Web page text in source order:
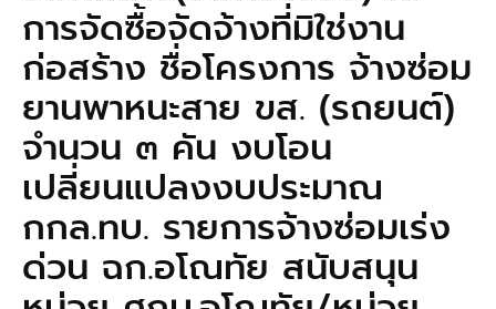
การจัดซื้อจัดจ้างที่มิใช่งาน
ก่อสร้าง ชื่อโครงการ จ้างซ่อม
ยานพาหนะสาย ขส. (รถยนต์)
จำนวน ๓ คัน งบโอน
เปลี่ยนแปลงงบประมาณ
กกล.ทบ. รายการจ้างซ่อมเร่ง
ด่วน ฉก.อโณทัย สนับสนุน